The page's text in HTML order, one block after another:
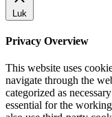
Luk
Privacy Overview
This website uses
navigate through the
categorized as
essential for the